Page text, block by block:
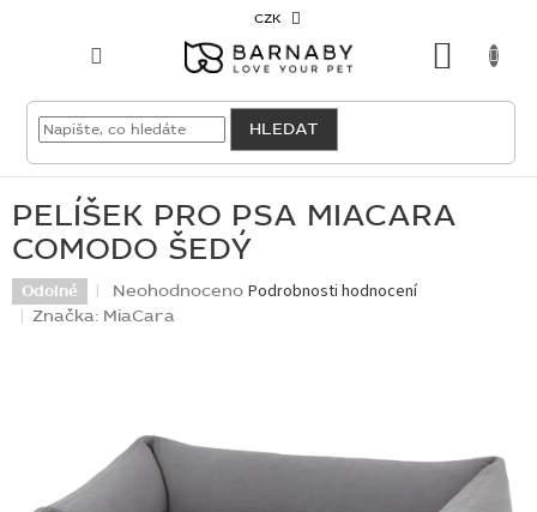
CZK
HLEDAT
VELKOODBĚRATEL
PSY
KOČKY
OUTLET
PELÍŠEK PRO PSA MIACARA
COMODO ŠEDÝ
Odolné
Průměrné
hodnocení
hvězdiček.
Neohodnoceno Podrobnosti hodnocení
Značka: MiaCara